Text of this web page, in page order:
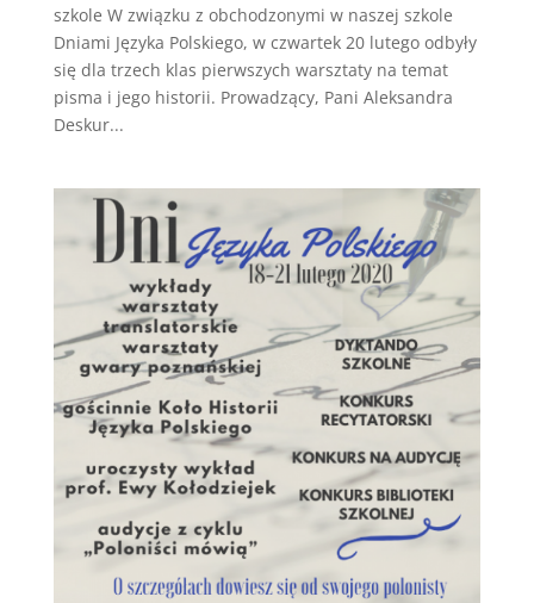
szkole W związku z obchodzonymi w naszej szkole
Dniami Języka Polskiego, w czwartek 20 lutego odbyły
się dla trzech klas pierwszych warsztaty na temat
pisma i jego historii. Prowadzący, Pani Aleksandra
Deskur...